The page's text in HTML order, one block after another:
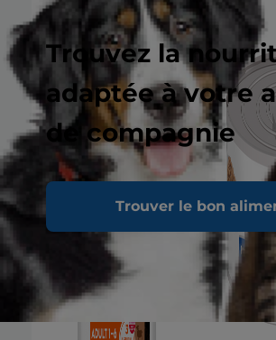
Trouvez la
adaptée à votre
de compagnie
Trouver le bon